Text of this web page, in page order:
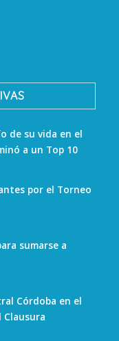
de su vida en el
a un Top 10
por el Torneo
sumarse a
Córdoba en el